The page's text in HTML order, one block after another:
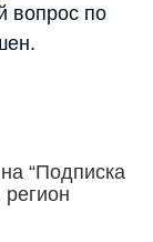
вопрос по
“Подписка